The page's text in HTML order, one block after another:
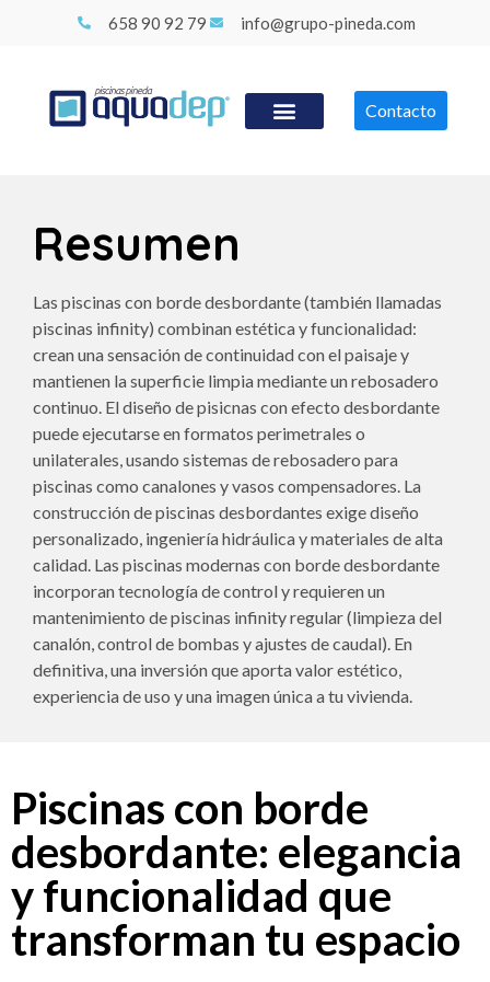
658 90 92 79 info@grupo-pineda.com
Contacto
Resumen
Las piscinas con borde desbordante (también llamadas
piscinas infinity) combinan estética y funcionalidad:
crean una sensación de continuidad con el paisaje y
mantienen la superficie limpia mediante un rebosadero
continuo. El diseño de pisicnas con efecto desbordante
puede ejecutarse en formatos perimetrales o
unilaterales, usando sistemas de rebosadero para
piscinas como canalones y vasos compensadores. La
construcción de piscinas desbordantes exige diseño
personalizado, ingeniería hidráulica y materiales de alta
calidad. Las piscinas modernas con borde desbordante
incorporan tecnología de control y requieren un
mantenimiento de piscinas infinity regular (limpieza del
canalón, control de bombas y ajustes de caudal). En
definitiva, una inversión que aporta valor estético,
experiencia de uso y una imagen única a tu vivienda.
Piscinas con borde
desbordante: elegancia
y funcionalidad que
transforman tu espacio